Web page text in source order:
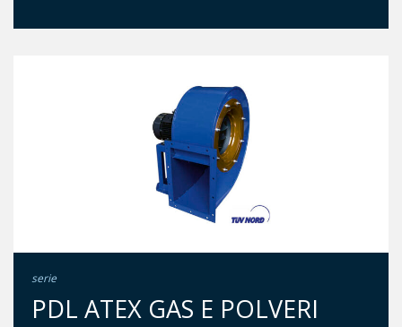
serie
PDL ATEX GAS E POLVERI